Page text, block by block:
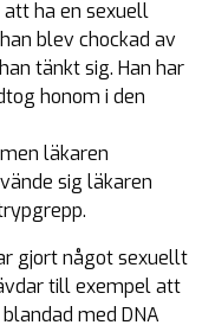
ha en sexuell
blev chockad av
tänkt sig. Han har
honom i den
läkaren
sig läkaren
gjort något sexuellt
till exempel att
med DNA